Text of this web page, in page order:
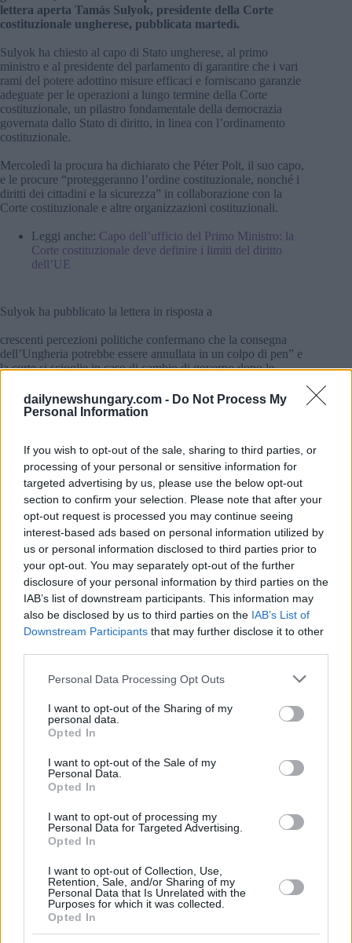
dailynewshungary.com - Do Not Process My
Personal Information
If you wish to opt-out of the sale, sharing to third parties, or
processing of your personal or sensitive information for
targeted advertising by us, please use the below opt-out
section to confirm your selection. Please note that after your
opt-out request is processed you may continue seeing
interest-based ads based on personal information utilized by
us or personal information disclosed to third parties prior to
your opt-out. You may separately opt-out of the further
disclosure of your personal information by third parties on the
IAB’s list of downstream participants. This information may
also be disclosed by us to third parties on the IAB’s List of
Downstream Participants that may further disclose it to other
Please note that this website/app uses one or more Google
not limited to your visit or usage behaviour. You may click to
grant or deny consent to Google and its third-party tags to
use your data for below specified purposes in below Google
consent section.
Personal Data Processing Opt Outs
I want to opt-out of the Sharing of my
personal data.
Opted In
I want to opt-out of the Sale of my
Personal Data.
Opted In
I want to opt-out of processing my
Personal Data for Targeted Advertising.
Opted In
I want to opt-out of Collection, Use,
Retention, Sale, and/or Sharing of my
Personal Data that Is Unrelated with the
Purposes for which it was collected.
Opted In
lettera aperta Tamás Sulyok, presidente della Corte
costituzionale ungherese, pubblicata martedì.
Sulyok ha chiesto al capo di Stato ungherese, al primo
ministro e al presidente del parlamento di garantire che i vari
rami del potere adottino misure efficaci e forniscano garanzie
adeguate per le operazioni a lungo termine della Corte
costituzionale, un pilastro fondamentale della democrazia
governata dallo Stato di diritto, in linea con l’ordinamento
costituzionale.
Mercoledì la procura ha dichiarato che Péter Polt, il suo capo,
e le procure “proteggeranno l’ordine costituzionale, nonché i
diritti dei cittadini e la sicurezza” in collaborazione con la
Corte costituzionale e altre organizzazioni costituzionali.
Leggi anche: Capo dell’ufficio del Primo Ministro: la
Corte costituzionale deve definire i limiti del diritto
dell’UE
Sulyok ha pubblicato la lettera in risposta a
crescenti percezioni politiche confermano che la consegna
dell’Ungheria potrebbe essere annullata in un colpo di pen” e
la corte si scioglie in caso di cambio di governo dopo le
Le opinioni espresse da alcuni partiti politici e sostenute dalle
democrazia, e sono del tutto inaccettabili in una democrazia
governata dallo stato di diritto, ha scritto.
“La Corte Costituzionale esercita il controllo costituzionale su
tutti i rami del potere, ma i rami legislativo ed esecutivo sono
obbligati a garantirne il buon funzionamento insieme,”
Sulyok ha scritto.
emendamento costituzionale #governo ungherese
legge #presidente dell'ungheria
presidente della Camera #procura ungherese
Your email address will not be published. Required fields are marked*
*
Website